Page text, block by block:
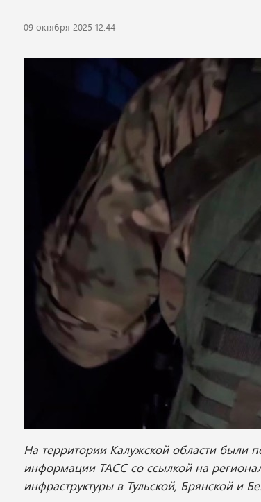
09 октября 2025 12:44
На территории Калужской области были
информации ТАСС со ссылкой на
инфраструктуры в Тульской, Брянской и